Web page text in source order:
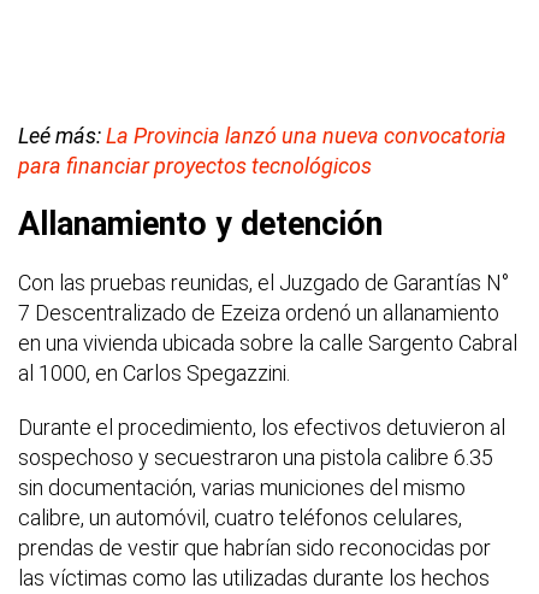
Leé más:La Provincia lanzó una nueva convocatoria
para financiar proyectos tecnológicos
Allanamiento y detención
Con las pruebas reunidas, el Juzgado de Garantías N°
7 Descentralizado de Ezeiza ordenó un allanamiento
en una vivienda ubicada sobre la calle Sargento Cabral
al 1000, en Carlos Spegazzini.
Durante el procedimiento, los efectivos detuvieron al
sospechoso y secuestraron una pistola calibre 6.35
sin documentación, varias municiones del mismo
calibre, un automóvil, cuatro teléfonos celulares,
prendas de vestir que habrían sido reconocidas por
las víctimas como las utilizadas durante los hechos